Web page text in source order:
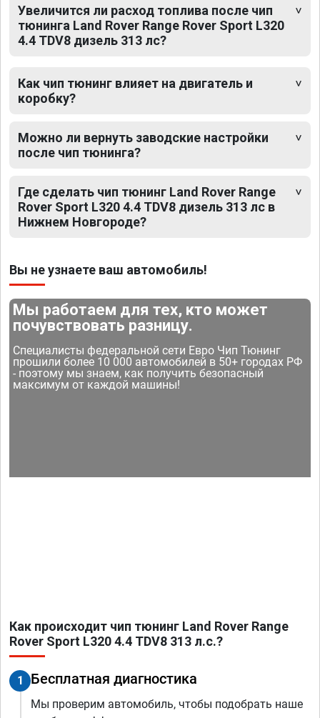
Увеличится ли расход топлива после чип
тюнинга Land Rover Range Rover Sport L320
4.4 TDV8 дизель 313 лс?
Как чип тюнинг влияет на двигатель и
коробку?
Можно ли вернуть заводские настройки
после чип тюнинга?
Где сделать чип тюнинг Land Rover Range
Rover Sport L320 4.4 TDV8 дизель 313 лс в
Нижнем Новгороде?
Вы не узнаете ваш автомобиль!
Мы работаем для тех, кто может
почувствовать разницу.
Специалисты федеральной сети Евро Чип Тюнинг
прошили более 10 000 автомобилей в 50+ городах РФ
- поэтому мы знаем, как получить безопасный
максимум от каждой машины!
Как происходит чип тюнинг Land Rover Range
Rover Sport L320 4.4 TDV8 313 л.с.?
1 Бесплатная диагностика
Мы проверим автомобиль, чтобы подобрать наше